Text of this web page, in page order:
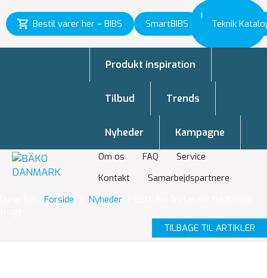
Bestil varer her – BIBS SmartBIBS Teknik
Inspiration
til vækst
Om os FAQ
Service
Kontakt
Samarbejdspartnere
Produkt inspiration
Tilbud Trends
Nyheder Kampagne
Forside Nyheder
TILBAGE TIL ARTIKLER